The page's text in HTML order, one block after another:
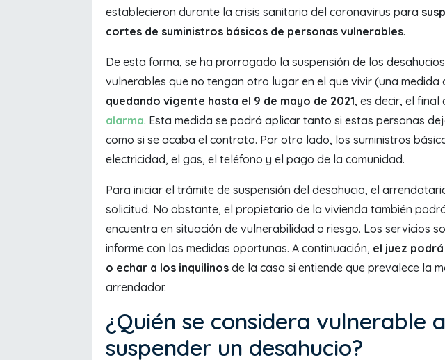
establecieron durante la crisis sanitaria del coronavirus para
cortes de suministros básicos de personas vulnerables.
De esta forma, se ha prorrogado la suspensión de los
vulnerables que no tengan otro lugar en el que vivir (una medida
quedando vigente hasta el 9 de mayo de 2021, es decir, el final
alarma. Esta medida se podrá aplicar tanto si estas personas
como si se acaba el contrato. Por otro lado, los suministros
electricidad, el gas, el teléfono y el pago de la comunidad.
Para iniciar el trámite de suspensión del desahucio, el
solicitud. No obstante, el propietario de la vivienda también
encuentra en situación de vulnerabilidad o riesgo. Los servicios
informe con las medidas oportunas. A continuación, el juez
o echar a los inquilinos de la casa si entiende que prevalece la
arrendador.
¿Quién se considera vulnerable
suspender un desahucio?